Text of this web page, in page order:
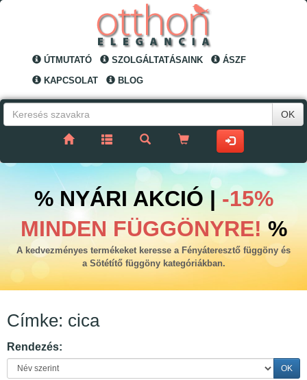
ÚTMUTATÓ SZOLGÁLTATÁSAINK
ÁSZF
KAPCSOLAT
BLOG
OK
% NYÁRI AKCIÓ | -15%
MINDEN FÜGGÖNYRE!%
A kedvezményes termékeket keresse a Fényáteresztő függöny és
a Sötétítő függöny kategóriákban.
Címke: cica
Rendezés:
OK